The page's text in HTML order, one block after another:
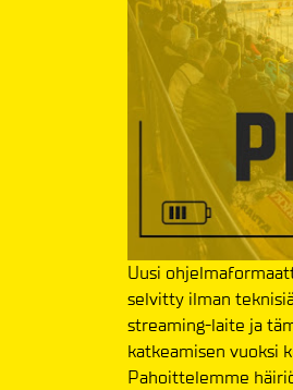
Uusi
selvitty ilman
streaming-laite ja
katkeamisen vuoksi
Pahoittelemme